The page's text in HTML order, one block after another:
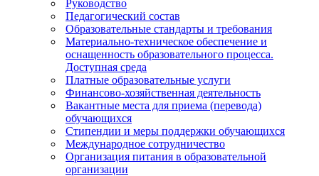
Руководство
Педагогический состав
Образовательные стандарты и требования
Материально-техническое обеспечение и
оснащенность образовательного процесса.
Доступная среда
Платные образовательные услуги
Финансово-хозяйственная деятельность
Вакантные места для приема (перевода)
обучающихся
Стипендии и меры поддержки обучающихся
Международное сотрудничество
Организация питания в образовательной
организации